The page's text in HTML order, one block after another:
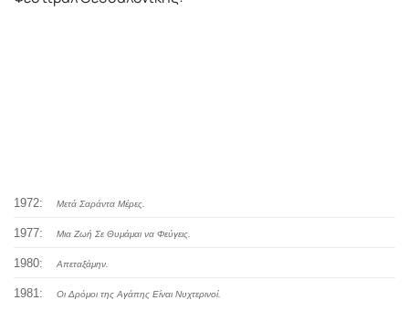
1972: Μετά Σαράντα Μέρες.
1977: Μια Ζωή Σε Θυμάμαι να Φεύγεις.
1980: Απεταξάμην.
1981: Οι Δρόμοι της Αγάπης Είναι Νυχτερινοί.